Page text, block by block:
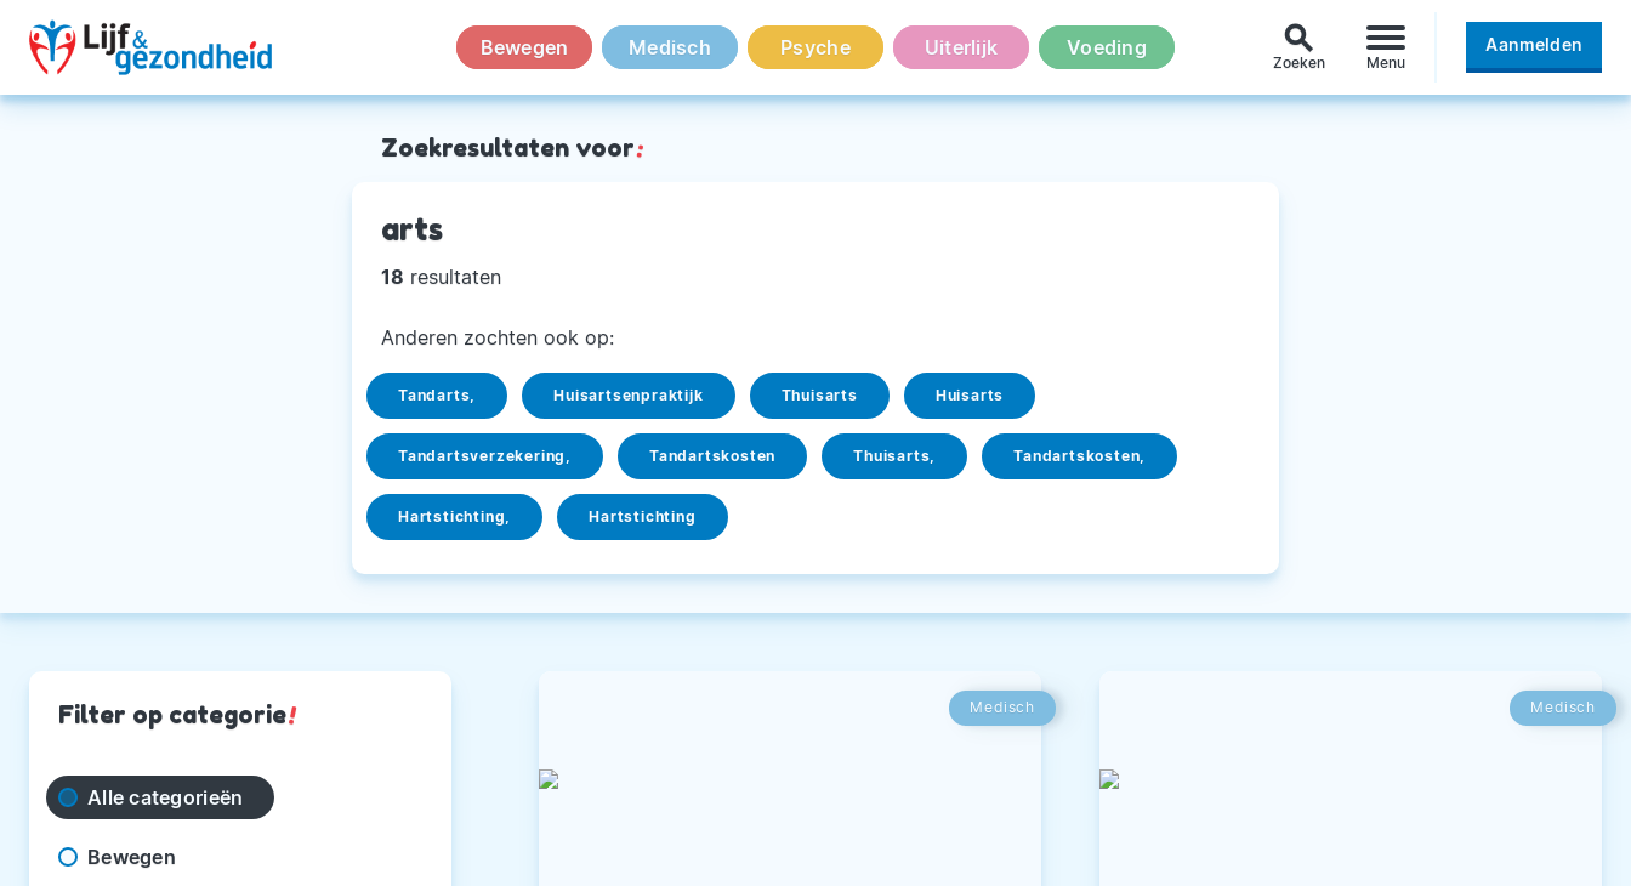
Bewegen Medisch Psyche Uiterlijk Voeding search
Zoeken Menu
Aanmelden
Zoekresultaten voor:
arts
18 resultaten
Anderen zochten ook op:
Tandarts, Huisartsenpraktijk Thuisarts Huisarts
Tandartsverzekering, Tandartskosten Thuisarts, Tandartskosten,
Hartstichting, Hartstichting
Filter op categorie!
Alle categorieën
Bewegen
Medisch Medisch